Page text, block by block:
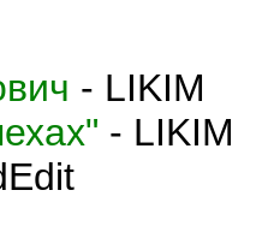
- LIKIM
- LIKIM